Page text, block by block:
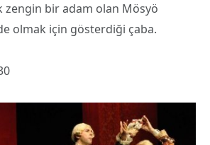
zengin bir adam olan Mösyö
olmak için gösterdiği çaba.